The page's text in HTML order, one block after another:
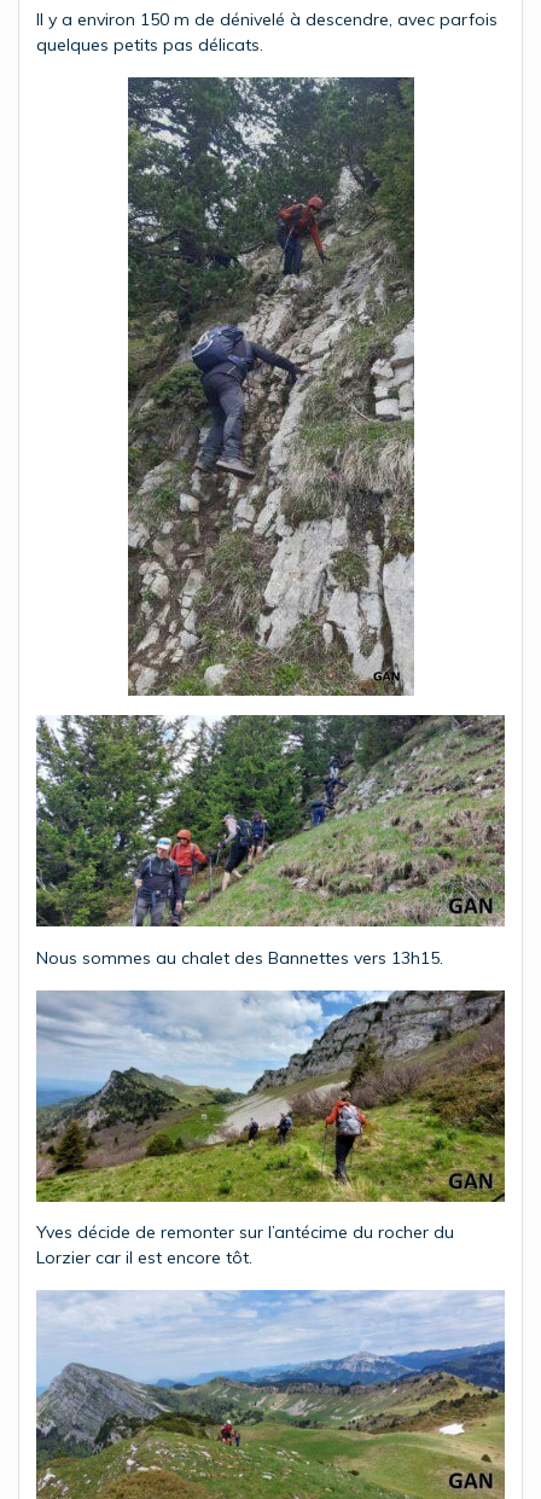
Il y a environ 150 m de dénivelé à descendre, avec parfois
quelques petits pas délicats.
Nous sommes au chalet des Bannettes vers 13h15.
Yves décide de remonter sur l’antécime du rocher du
Lorzier car il est encore tôt.